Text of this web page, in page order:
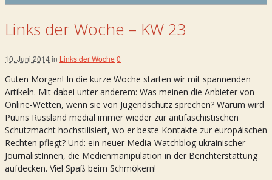
Links der Woche – KW 23
10. Juni 2014in Links der Woche 0
Guten Morgen! In die kurze Woche starten wir mit spannenden
Artikeln. Mit dabei unter anderem: Was meinen die Anbieter von
Online-Wetten, wenn sie von Jugendschutz sprechen? Warum wird
Putins Russland medial immer wieder zur antifaschistischen
Schutzmacht hochstilisiert, wo er beste Kontakte zur europäischen
Rechten pflegt? Und: ein neuer Media-Watchblog ukrainischer
JournalistInnen, die Medienmanipulation in der Berichterstattung
aufdecken. Viel Spaß beim Schmökern!